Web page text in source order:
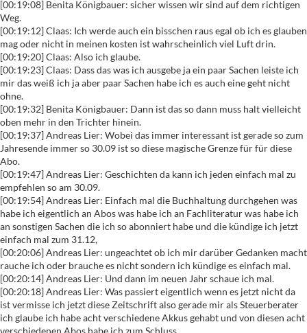
[00:19:08] Benita Königbauer: sicher wissen wir sind auf dem richtigen
Weg.
[00:19:12] Claas: Ich werde auch ein bisschen raus egal ob ich es glauben
mag oder nicht in meinen kosten ist wahrscheinlich viel Luft drin.
[00:19:20] Claas: Also ich glaube.
[00:19:23] Claas: Dass das was ich ausgebe ja ein paar Sachen leiste ich
mir das weiß ich ja aber paar Sachen habe ich es auch eine geht nicht
ohne.
[00:19:32] Benita Königbauer: Dann ist das so dann muss halt vielleicht
oben mehr in den Trichter hinein.
[00:19:37] Andreas Lier: Wobei das immer interessant ist gerade so zum
Jahresende immer so 30.09 ist so diese magische Grenze für für diese
Abo.
[00:19:47] Andreas Lier: Geschichten da kann ich jeden einfach mal zu
empfehlen so am 30.09.
[00:19:54] Andreas Lier: Einfach mal die Buchhaltung durchgehen was
habe ich eigentlich an Abos was habe ich an Fachliteratur was habe ich
an sonstigen Sachen die ich so abonniert habe und die kündige ich jetzt
einfach mal zum 31.12,
[00:20:06] Andreas Lier: ungeachtet ob ich mir darüber Gedanken macht
rauche ich oder brauche es nicht sondern ich kündige es einfach mal.
[00:20:14] Andreas Lier: Und dann im neuen Jahr schaue ich mal.
[00:20:18] Andreas Lier: Was passiert eigentlich wenn es jetzt nicht da
ist vermisse ich jetzt diese Zeitschrift also gerade mir als Steuerberater
ich glaube ich habe acht verschiedene Akkus gehabt und von diesen acht
verschiedenen Abos habe ich zum Schluss.